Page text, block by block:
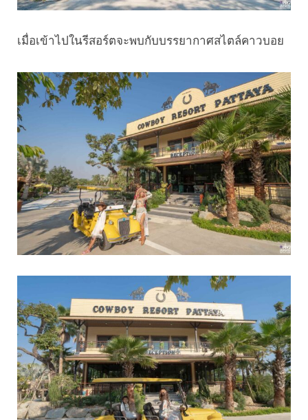
เมื่อเข้าไปในรีสอร์ตจะพบกับบรรยากาศสไตล์คาวบอย